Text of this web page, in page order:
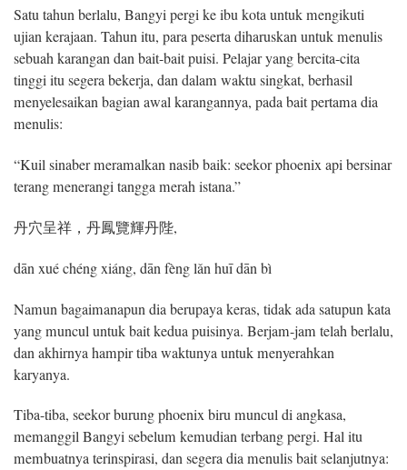
Satu tahun berlalu, Bangyi pergi ke ibu kota untuk mengikuti
ujian kerajaan. Tahun itu, para peserta diharuskan untuk menulis
sebuah karangan dan bait-bait puisi. Pelajar yang bercita-cita
tinggi itu segera bekerja, dan dalam waktu singkat, berhasil
menyelesaikan bagian awal karangannya, pada bait pertama dia
menulis:
“Kuil sinaber meramalkan nasib baik: seekor phoenix api bersinar
terang menerangi tangga merah istana.”
丹穴呈祥，丹鳳覽輝丹陛,
dān xué chéng xiáng, dān fèng lǎn huī dān bì
Namun bagaimanapun dia berupaya keras, tidak ada satupun kata
yang muncul untuk bait kedua puisinya. Berjam-jam telah berlalu,
dan akhirnya hampir tiba waktunya untuk menyerahkan
karyanya.
Tiba-tiba, seekor burung phoenix biru muncul di angkasa,
memanggil Bangyi sebelum kemudian terbang pergi. Hal itu
membuatnya terinspirasi, dan segera dia menulis bait selanjutnya: